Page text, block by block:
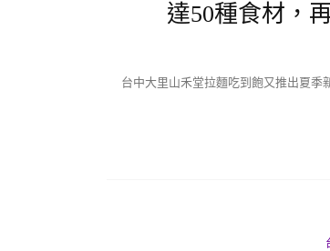
達50種食材，
台中大里山禾堂拉麵吃到飽又推出夏